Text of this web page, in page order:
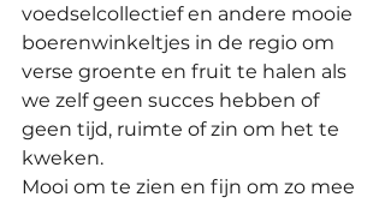
voedselcollectief en andere mooie
boerenwinkeltjes in de regio om
verse groente en fruit te halen als
we zelf geen succes hebben of
geen tijd, ruimte of zin om het te
kweken.
Mooi om te zien en fijn om zo mee